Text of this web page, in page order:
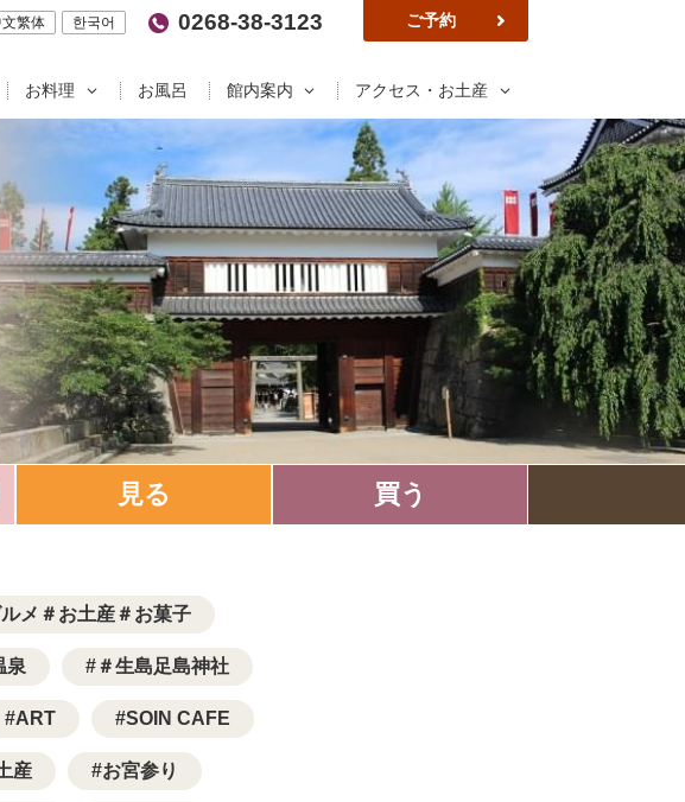
ご予約
0268-38-3123
繁体 한국어
お料理 お風呂 館内案内 アクセス・お土産
見る 買う
メ＃お土産＃お菓子
泉 ＃生島足島神社
ART SOIN CAFE
産 お宮参り